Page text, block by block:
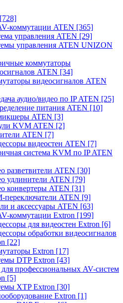
[728]
коммутации ATEN [365]
управления ATEN [29]
управления ATEN UNIZON
коммутаторы
ATEN [34]
видеосигналов ATEN
аудио/видео по IP ATEN [25]
питания ATEN [10]
ATEN [3]
KVM ATEN [2]
ATEN [7]
видеостен ATEN [7]
система KVM по IP ATEN
разветвители ATEN [30]
удлинители ATEN [79]
конвертеры ATEN [31]
переключатели ATEN [9]
и аксессуары ATEN [63]
коммутации Extron [199]
для видеостен Extron [6]
обработки видеосигналов
[22]
Extron [17]
DTP Extron [43]
профессиональных AV-систем
[5]
XTP Extron [30]
Extron [1]